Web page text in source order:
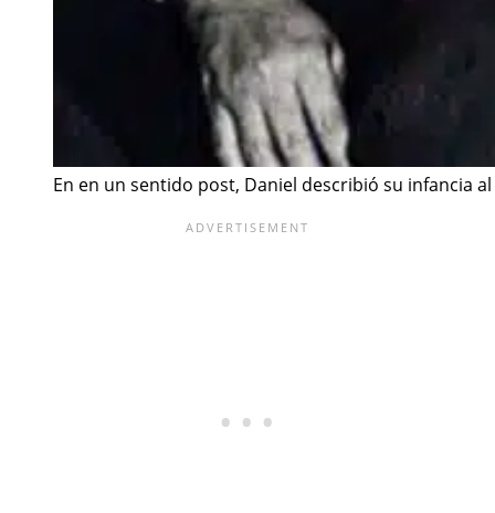
En en un sentido post, Daniel describió su infancia